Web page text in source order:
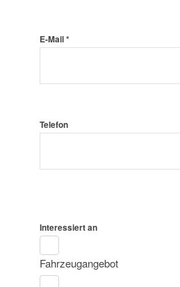
E-Mail *
Telefon
Interessiert an
Fahrzeugangebot